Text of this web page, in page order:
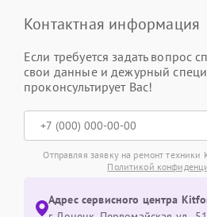
Контактная информация
Если требуется задать вопрос
свои данные и дежурный
проконсультирует Вас!
Отправляя заявку на ремонт техники
Политикой
Адрес сервисного центра